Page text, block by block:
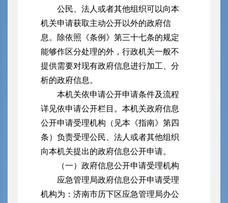
公民、法人或者其他组织可以向本
机关申请获取主动公开以外的政府信
息。除依照《条例》第三十七条的规定
能够作区分处理的外，行政机关一般不
提供需要对现有政府信息进行加工、分
析的政府信息。
本机关依申请公开申请条件及流程
详见依申请公开栏目。本机关政府信息
公开申请受理机构（见本《指南》第四
条）负责受理公民、法人或者其他组织
向本机关提出的政府信息公开申请。
（一）政府信息公开申请受理机构
应急管理局政府信息公开申请受理
机构为：济南市历下区应急管理局办公